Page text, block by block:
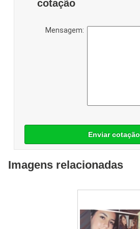
cotação
Mensagem:
Enviar cotação
Imagens relacionadas